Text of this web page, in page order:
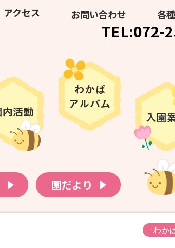
アクセス お問い合わせ 各
TEL:072-
園だより
わか